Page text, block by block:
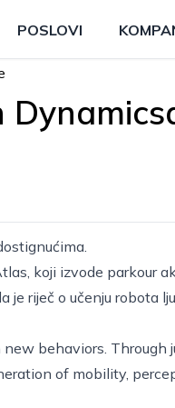
POSLOVI
koji izvode parkour
je riječ o učenju robota
behaviors. Through
of mobility,